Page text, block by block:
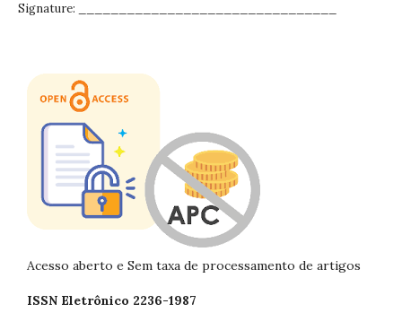
Signature: ________________________________
Acesso aberto e Sem taxa de processamento de artigos
ISSN Eletrônico 2236-1987